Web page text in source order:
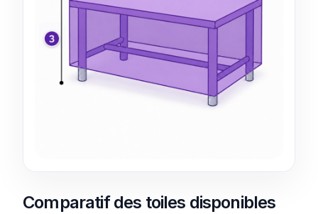
Mesure
Comparatif des toiles disponibles